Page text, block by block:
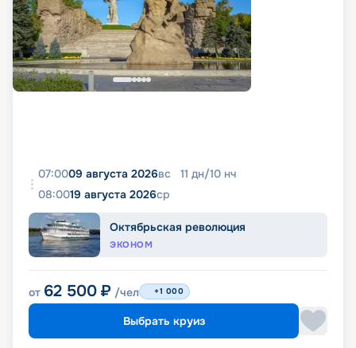
07:0009 августа 2026вс 11 дн/10 нч
08:0019 августа 2026ср
Октябрьская революция
ЭКОНОМ
от 62 500 ₽ /чел +1 000
Выбрать круиз